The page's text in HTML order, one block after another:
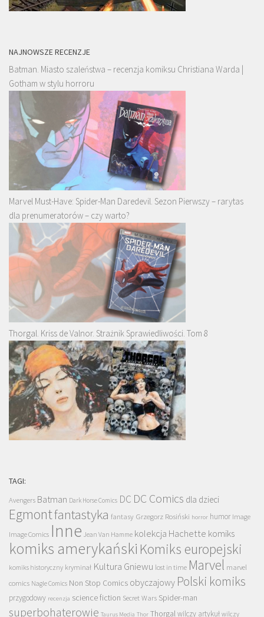
NAJNOWSZE RECENZJE
Batman. Miasto szaleństwa – recenzja komiksu Christiana Warda |
Gotham w stylu horroru
Marvel Must-Have: Spider-Man Daredevil. Sezon Pierwszy – rarytas
dla prenumeratorów – czy warto?
Thorgal. Kriss de Valnor. Strażnik Sprawiedliwości. Tom 8
TAGI:
Avengers Batman Dark Horse Comics DC DC Comics dla dzieci
Egmontfantastyka fantasy Grzegorz Rosiński horror humor Image
Image Comics Inne Jean Van Hamme kolekcja Hachette komiks
komiks amerykański Komiks europejski
komiks historyczny kryminał Kultura Gniewu lost in time Marvel marvel
comics Nagle Comics Non Stop Comics obyczajowy Polski komiks
przygodowy recenzja science fiction Secret Wars Spider-man
superbohaterowie Taurus Media Thor Thorgalwilczy artykuł wilczy